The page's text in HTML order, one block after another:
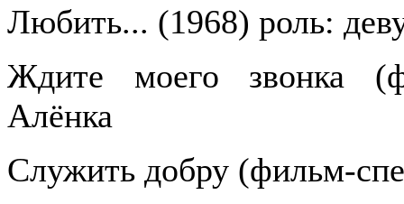
Любить... (1968) роль:
Ждите моего звонка
Алёнка
Служить добру (фильм-